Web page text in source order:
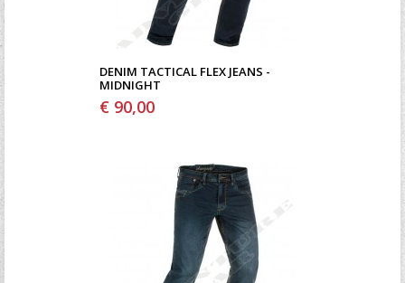
DENIM TACTICAL FLEX JEANS -
MIDNIGHT
€ 90,00